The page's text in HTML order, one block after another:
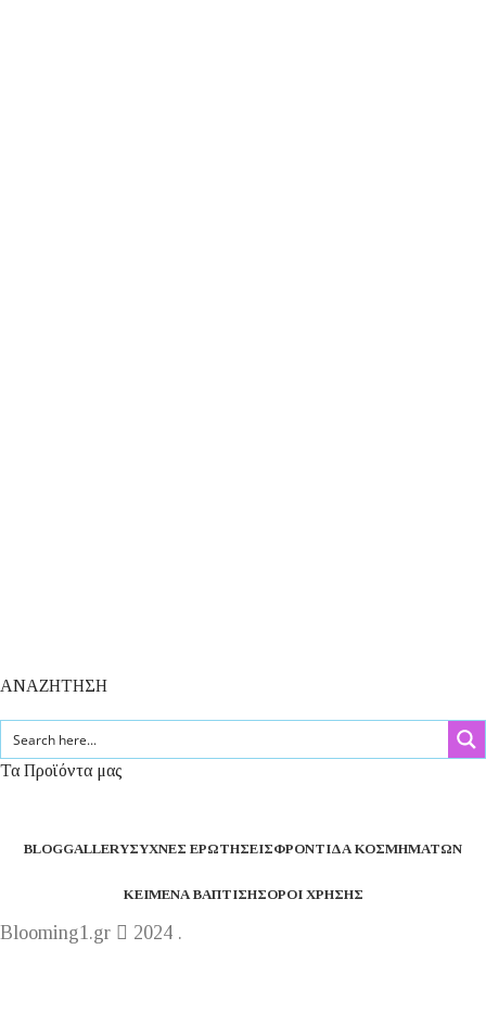
ΑΝΑΖΗΤΗΣΗ
Τα Προϊόντα μας
BLOGGALLERYΣΥΧΝΈΣ ΕΡΩΤΉΣΕΙΣΦΡΟΝΤΊΔΑ ΚΟΣΜΗΜΆΤΩΝ
ΚΕΊΜΕΝΑ ΒΆΠΤΙΣΗΣΌΡΟΙ ΧΡΉΣΗΣ
Blooming1.gr
2024 .